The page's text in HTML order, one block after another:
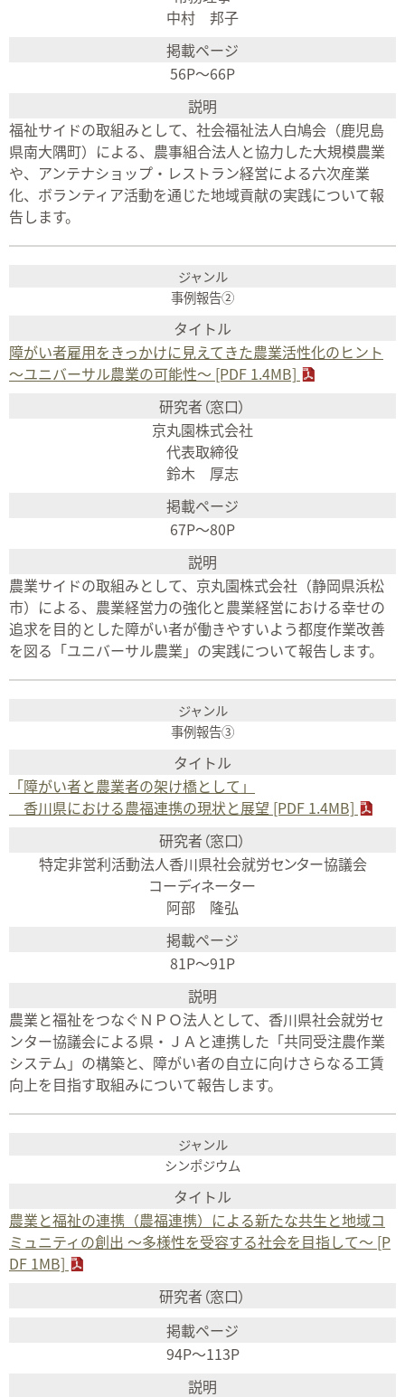
中村 邦子
56P〜66P
福祉サイドの取組みとして、社会福祉法人白鳩会（鹿児島
県南大隅町）による、農事組合法人と協力した大規模農業
や、アンテナショップ・レストラン経営による六次産業
化、ボランティア活動を通じた地域貢献の実践について報
告します。
事例報告②
障がい者雇用をきっかけに見えてきた農業活性化のヒント
～ユニバーサル農業の可能性～ [PDF 1.4MB]
京丸園株式会社
代表取締役
鈴木 厚志
67P〜80P
農業サイドの取組みとして、京丸園株式会社（静岡県浜松
市）による、農業経営力の強化と農業経営における幸せの
追求を目的とした障がい者が働きやすいよう都度作業改善
を図る「ユニバーサル農業」の実践について報告します。
事例報告③
「障がい者と農業者の架け橋として」
香川県における農福連携の現状と展望 [PDF 1.4MB]
特定非営利活動法人香川県社会就労センター協議会
コーディネーター
阿部 隆弘
81P〜91P
農業と福祉をつなぐＮＰＯ法人として、香川県社会就労セ
ンター協議会による県・ＪＡと連携した「共同受注農作業
システム」の構築と、障がい者の自立に向けさらなる工賃
向上を目指す取組みについて報告します。
シンポジウム
農業と福祉の連携（農福連携）による新たな共生と地域コ
ミュニティの創出 ～多様性を受容する社会を目指して～ [P
DF 1MB]
94P〜113P